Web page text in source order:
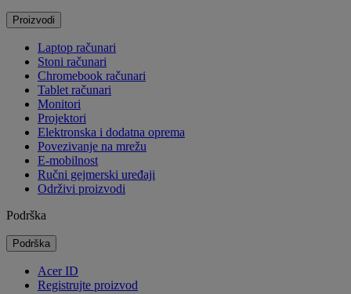
Proizvodi
Laptop računari
Stoni računari
Chromebook računari
Tablet računari
Monitori
Projektori
Elektronska i dodatna oprema
Povezivanje na mrežu
E-mobilnost
Ručni gejmerski uređaji
Održivi proizvodi
Podrška
Podrška
Acer ID
Registrujte proizvod